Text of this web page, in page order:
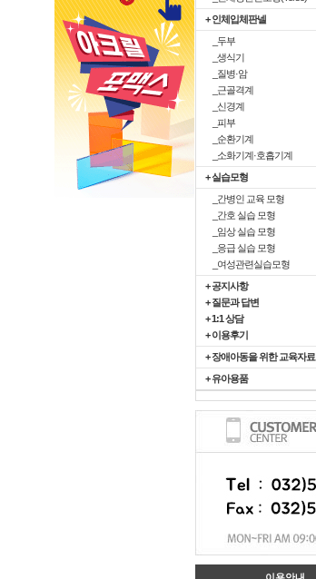
+ 인체입체판넬
_두부
_생식기
_질병·암
_근골격계
_신경계
_피부
_순환기계
_소화기계·호흡기계
+ 실습모형
_간병인 교육 모형
_간호 실습 모형
_임상 실습 모형
_응급 실습 모형
_여성관련실습모형
+ 공지사항
+ 질문과 답변
+ 1:1 상담
+ 이용후기
+ 장애아동을 위한 교육자료
+ 유아용품